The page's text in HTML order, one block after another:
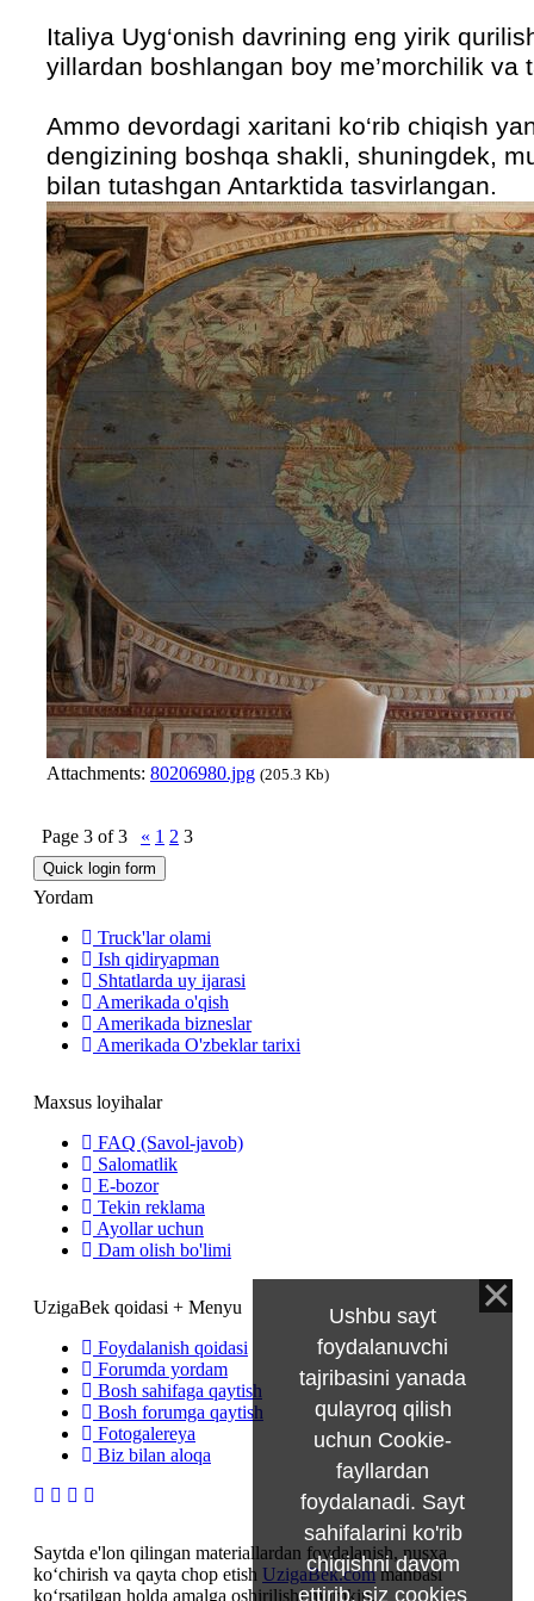
Italiya Uyg‘onish davrining eng yirik
yillardan boshlangan boy me’morchilik va
Ammo devordagi xaritani ko‘rib chiqish
dengizining boshqa shakli, shuningdek,
bilan tutashgan Antarktida tasvirlangan.
Attachments: 80206980.jpg (205.3 Kb)
Page 3 of3 « 1 2 3
Yordam
Truck'lar olami
Ish qidiryapman
Shtatlarda uy ijarasi
Amerikada o'qish
Amerikada bizneslar
Amerikada O'zbeklar tarixi
Maxsus loyihalar
FAQ (Savol-javob)
Salomatlik
E-bozor
Tekin reklama
Ayollar uchun
Dam olish bo'limi
UzigaBek qoidasi + Menyu
Foydalanish qoidasi
Forumda yordam
Bosh sahifaga qaytish
Bosh forumga qaytish
Fotogalereya
Biz bilan aloqa
Saytda e'lon qilingan materiallardan foydalanish, nusxa
ko‘chirish va qayta chop etish UzigaBek.commanbasi
ko‘rsatilgan holda amalga oshirilishi mumkin.
Ushbu sayt
foydalanuvchi
tajribasini yanada
qulayroq qilish
uchun Cookie-
fayllardan
foydalanadi. Sayt
sahifalarini ko'rib
chiqishni davom
ettirib, sizcookies